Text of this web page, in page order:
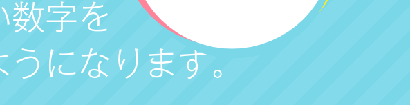
数字を
になります。